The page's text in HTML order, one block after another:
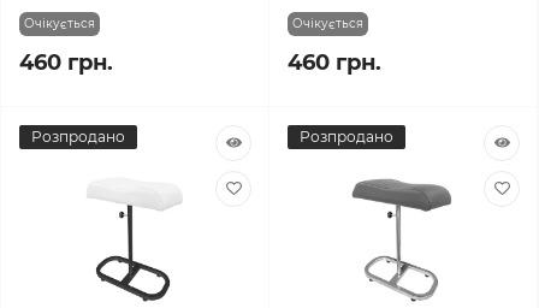
Очікується
460 грн.
Очікується
460 грн.
Розпродано Розпродано